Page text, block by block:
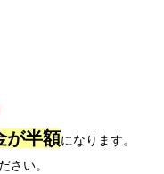
が半額になります。
さい。